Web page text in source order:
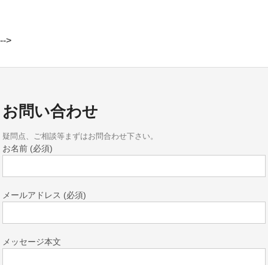
-->
お問い合わせ
疑問点、ご相談等まずはお問合わせ下さい。
お名前 (必須)
メールアドレス (必須)
メッセージ本文